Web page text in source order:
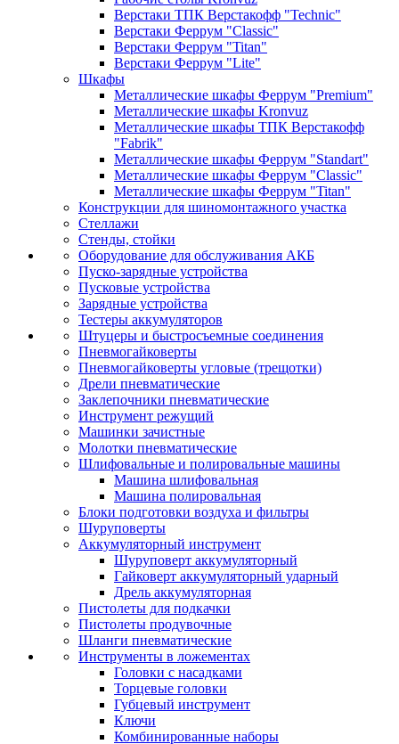
Верстаки ТПК Верстакофф "Technic"
Верстаки Феррум "Classic"
Верстаки Феррум "Titan"
Верстаки Феррум "Lite"
Шкафы
Металлические шкафы Феррум "Premium"
Металлические шкафы Kronvuz
Металлические шкафы ТПК Верстакофф
"Fabrik"
Металлические шкафы Феррум "Standart"
Металлические шкафы Феррум "Classic"
Металлические шкафы Феррум "Titan"
Конструкции для шиномонтажного участка
Стеллажи
Стенды, стойки
Оборудование для обслуживания АКБ
Пуско-зарядные устройства
Пусковые устройства
Зарядные устройства
Тестеры аккумуляторов
Штуцеры и быстросъемные соединения
Пневмогайковерты
Пневмогайковерты угловые (трещотки)
Дрели пневматические
Заклепочники пневматические
Инструмент режущий
Машинки зачистные
Молотки пневматические
Шлифовальные и полировальные машины
Машина шлифовальная
Машина полировальная
Блоки подготовки воздуха и фильтры
Шуруповерты
Аккумуляторный инструмент
Шуруповерт аккумуляторный
Гайковерт аккумуляторный ударный
Дрель аккумуляторная
Пистолеты для подкачки
Пистолеты продувочные
Шланги пневматические
Инструменты в ложементах
Головки с насадками
Торцевые головки
Губцевый инструмент
Ключи
Комбинированные наборы